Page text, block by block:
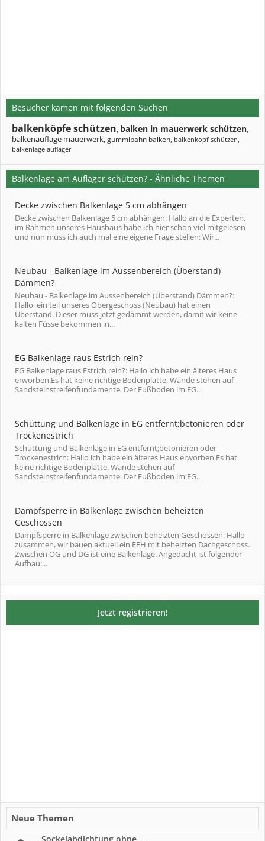
Besucher kamen mit folgenden Suchen
balkenköpfe schützen, balken in mauerwerk schützen,
balkenauflage mauerwerk, gummibahn balken, balkenkopf schützen,
balkenlage auflager
Balkenlage am Auflager schützen? - Ähnliche Themen
Decke zwischen Balkenlage 5 cm abhängen
Decke zwischen Balkenlage 5 cm abhängen: Hallo an die Experten,
im Rahmen unseres Hausbaus habe ich hier schon viel mitgelesen
und nun muss ich auch mal eine eigene Frage stellen: Wir...
Neubau - Balkenlage im Aussenbereich (Überstand)
Dämmen?
Neubau - Balkenlage im Aussenbereich (Überstand) Dämmen?:
Hallo, ein teil unseres Obergeschoss (Neubau) hat einen
Überstand. Dieser muss jetzt gedämmt werden, damit wir keine
kalten Füsse bekommen in...
EG Balkenlage raus Estrich rein?
EG Balkenlage raus Estrich rein?: Hallo ich habe ein älteres Haus
erworben.Es hat keine richtige Bodenplatte. Wände stehen auf
Sandsteinstreifenfundamente. Der Fußboden im EG...
Schüttung und Balkenlage in EG entfernt;betonieren oder
Trockenestrich
Schüttung und Balkenlage in EG entfernt;betonieren oder
Trockenestrich: Hallo ich habe ein älteres Haus erworben.Es hat
keine richtige Bodenplatte. Wände stehen auf
Sandsteinstreifenfundamente. Der Fußboden im EG...
Dampfsperre in Balkenlage zwischen beheizten
Geschossen
Dampfsperre in Balkenlage zwischen beheizten Geschossen: Hallo
zusammen, wir bauen aktuell ein EFH mit beheizten Dachgeschoss.
Zwischen OG und DG ist eine Balkenlage. Angedacht ist folgender
Aufbau:...
Jetzt registrieren!
Neue Themen